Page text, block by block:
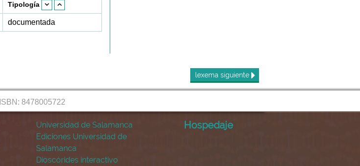
Tipología
documentada
lexema siguiente
ISBN: 8478005722
Universidad de Salamanca
Ediciones Universidad de
Salamanca
Dioscórides interactivo
Hospedaje